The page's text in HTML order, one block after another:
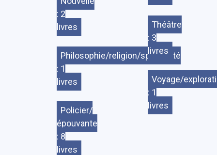
: 2
livres
Philosophie/religion/spiritualité
: 1
livres
Policier/
épouvante
: 8
livres
Théâtre
: 3
livres
Voyage/
: 1
livres